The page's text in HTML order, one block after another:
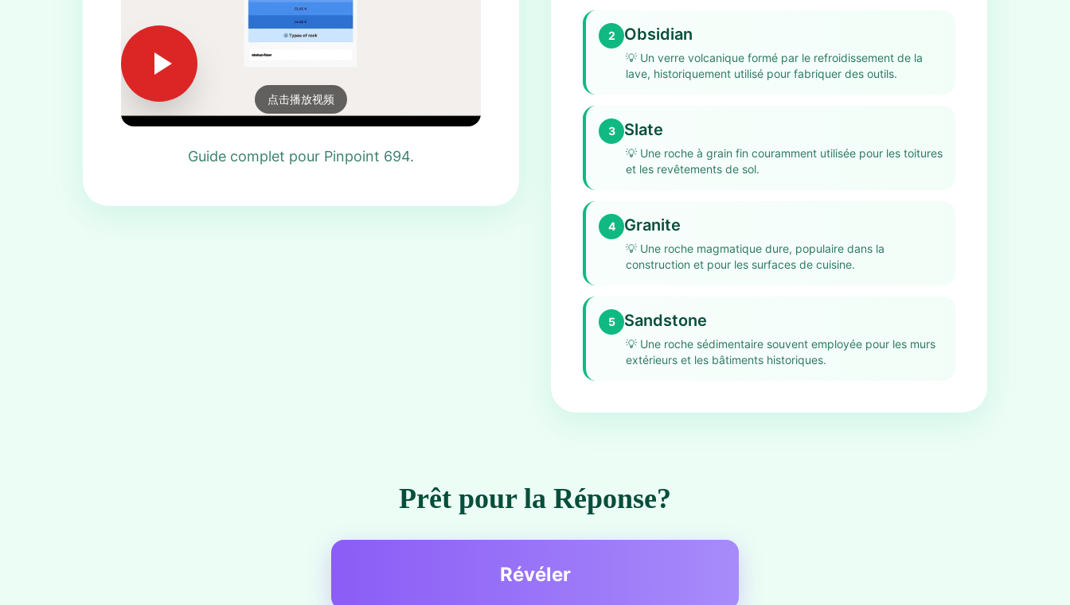
点击播放视频
Guide complet pour Pinpoint 694.
2 Obsidian
💡 Un verre volcanique formé par le refroidissement de la
lave, historiquement utilisé pour fabriquer des outils.
3 Slate
💡 Une roche à grain fin couramment utilisée pour les toitures
et les revêtements de sol.
4 Granite
💡 Une roche magmatique dure, populaire dans la
construction et pour les surfaces de cuisine.
5 Sandstone
💡 Une roche sédimentaire souvent employée pour les murs
extérieurs et les bâtiments historiques.
Prêt pour la Réponse?
Révéler